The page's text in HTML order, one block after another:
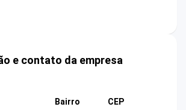
e contato da empresa
Bairro
CEP